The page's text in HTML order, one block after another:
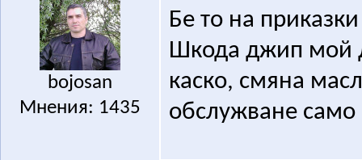
bojosan
Мнения: 1435
Бе то на
Шкода джип мой
каско, смяна
обслужване само